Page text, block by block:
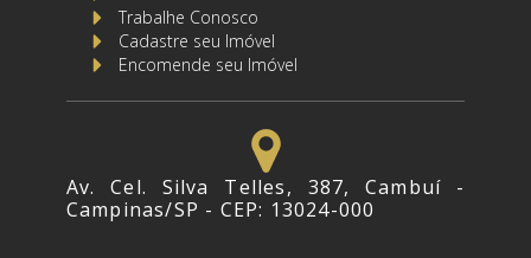
Trabalhe Conosco
Cadastre seu Imóvel
Encomende seu Imóvel
Av. Cel. Silva Telles, 387, Cambuí -
Campinas/SP - CEP: 13024-000